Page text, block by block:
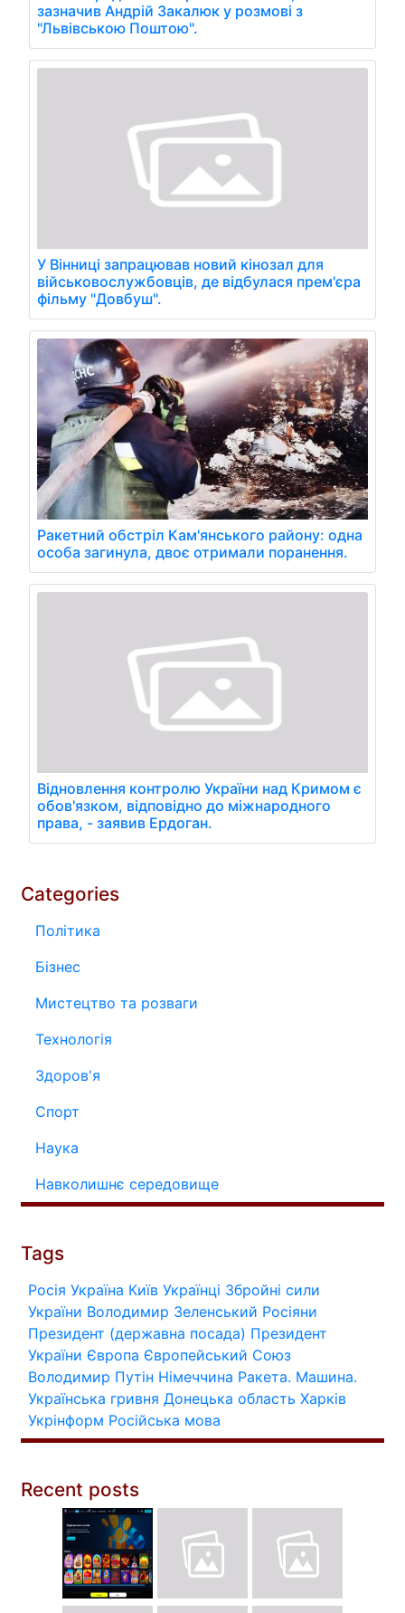
зазначив Андрій Закалюк у розмові з
"Львівською Поштою".
У Вінниці запрацював новий кінозал для
військовослужбовців, де відбулася прем'єра
фільму "Довбуш".
Ракетний обстріл Кам'янського району: одна
особа загинула, двоє отримали поранення.
Відновлення контролю України над Кримом є
обов'язком, відповідно до міжнародного
права, - заявив Ердоган.
Categories
Політика
Бізнес
Мистецтво та розваги
Технологія
Здоров'я
Спорт
Наука
Навколишнє середовище
Tags
Росія Україна Київ Українці Збройні сили
України Володимир Зеленський Росіяни
Президент (державна посада) Президент
України Європа Європейський Союз
Володимир Путін Німеччина Ракета. Машина.
Українська гривня Донецька область Харків
Укрінформ Російська мова
Recent posts